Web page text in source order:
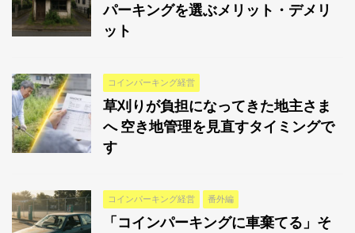
パーキングを選ぶメリット・デメリ
ット
コインパーキング経営
草刈りが負担になってきた地主さま
へ 空き地管理を見直すタイミングで
す
コインパーキング経営 番外編
「コインパーキングに車棄てる」そ